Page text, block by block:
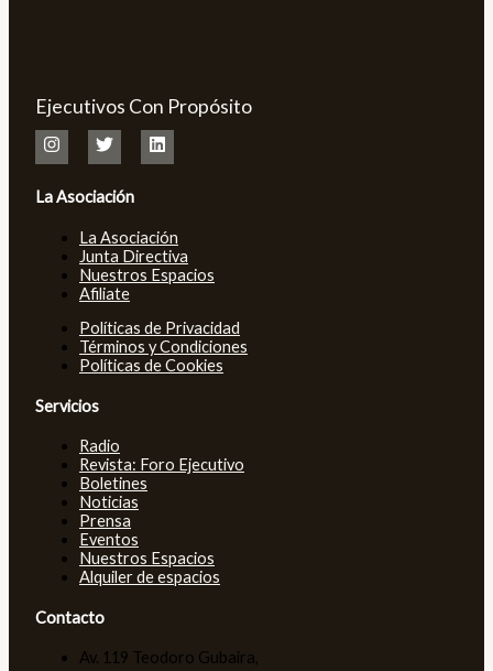
Ejecutivos Con Propósito
La Asociación
La Asociación
Junta Directiva
Nuestros Espacios
Afiliate
Políticas de Privacidad
Términos y Condiciones
Políticas de Cookies
Servicios
Radio
Revista: Foro Ejecutivo
Boletines
Noticias
Prensa
Eventos
Nuestros Espacios
Alquiler de espacios
Contacto
Av. 119 Teodoro Gubaira,